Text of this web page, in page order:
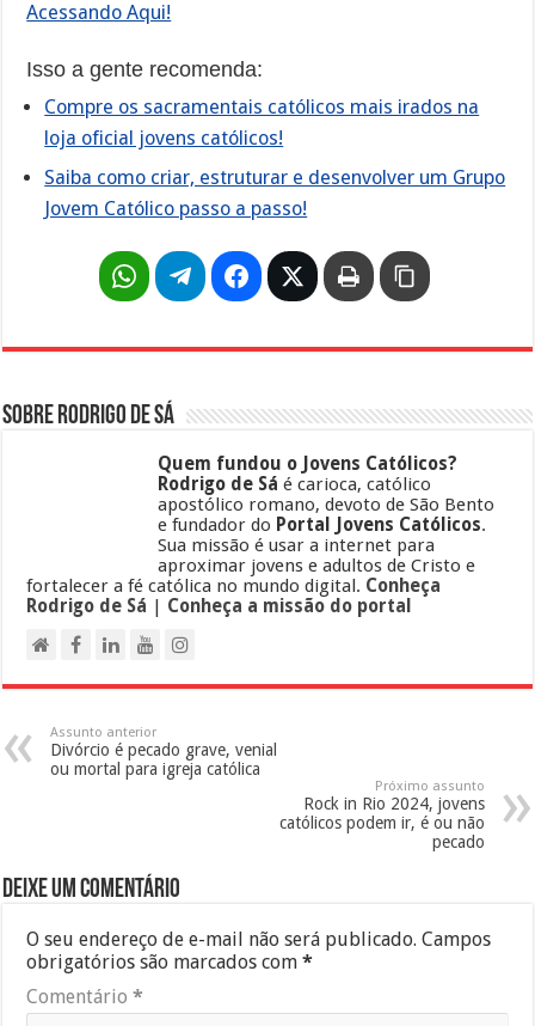
Acessando Aqui!
Isso a gente recomenda:
Compre os sacramentais católicos mais irados na
loja oficial jovens católicos!
Saiba como criar, estruturar e desenvolver um Grupo
Jovem Católico passo a passo!
Sobre Rodrigo de Sá
Quem fundou o Jovens Católicos?
Rodrigo de Sá é carioca, católico
apostólico romano, devoto de São Bento
e fundador do Portal Jovens Católicos.
Sua missão é usar a internet para
aproximar jovens e adultos de Cristo e
fortalecer a fé católica no mundo digital. Conheça
Rodrigo de Sá | Conheça a missão do portal
Assunto anterior
Divórcio é pecado grave, venial
ou mortal para igreja católica
Próximo assunto
Rock in Rio 2024, jovens
católicos podem ir, é ou não
pecado
Deixe um comentário
O seu endereço de e-mail não será publicado. Campos
obrigatórios são marcados com*
Comentário*